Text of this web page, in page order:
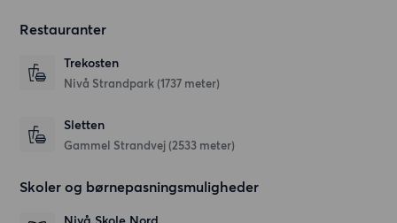
Restauranter
Trekosten
Nivå Strandpark (1737 meter)
Sletten
Gammel Strandvej (2533 meter)
Skoler og børnepasningsmuligheder